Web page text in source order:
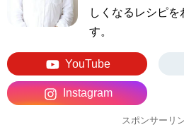
しくなるレシピを
す。
YouTube
Instagram
スポンサーリ